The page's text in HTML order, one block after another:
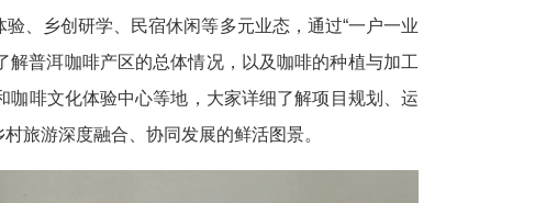
、乡创研学、民宿休闲等多元业态，通过“一户一业
解普洱咖啡产区的总体情况，以及咖啡的种植与加工
啡文化体验中心等地，大家详细了解项目规划、运
旅游深度融合、协同发展的鲜活图景。